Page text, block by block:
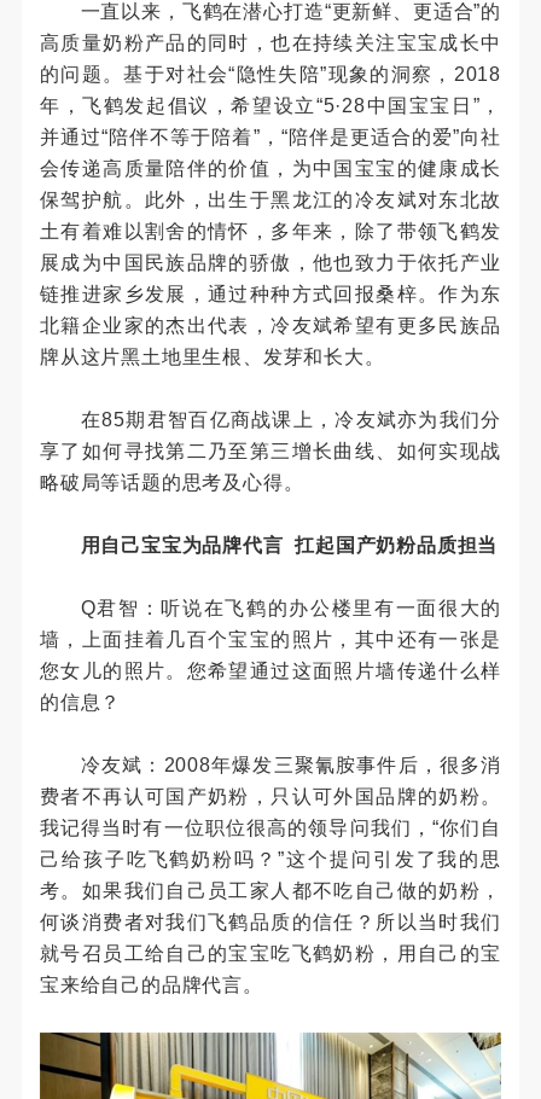
一直以来，飞鹤在潜心打造“更新鲜、更适合”的
高质量奶粉产品的同时，也在持续关注宝宝成长中
的问题。基于对社会“隐性失陪”现象的洞察，2018
年，飞鹤发起倡议，希望设立“5·28中国宝宝日”，
并通过“陪伴不等于陪着”，“陪伴是更适合的爱”向社
会传递高质量陪伴的价值，为中国宝宝的健康成长
保驾护航。此外，出生于黑龙江的冷友斌对东北故
土有着难以割舍的情怀，多年来，除了带领飞鹤发
展成为中国民族品牌的骄傲，他也致力于依托产业
链推进家乡发展，通过种种方式回报桑梓。作为东
北籍企业家的杰出代表，冷友斌希望有更多民族品
牌从这片黑土地里生根、发芽和长大。
在85期君智百亿商战课上，冷友斌亦为我们分
享了如何寻找第二乃至第三增长曲线、如何实现战
略破局等话题的思考及心得。
用自己宝宝为品牌代言 扛起国产奶粉品质担当
Q君智：听说在飞鹤的办公楼里有一面很大的
墙，上面挂着几百个宝宝的照片，其中还有一张是
您女儿的照片。您希望通过这面照片墙传递什么样
的信息？
冷友斌：2008年爆发三聚氰胺事件后，很多消
费者不再认可国产奶粉，只认可外国品牌的奶粉。
我记得当时有一位职位很高的领导问我们，“你们自
己给孩子吃飞鹤奶粉吗？”这个提问引发了我的思
考。如果我们自己员工家人都不吃自己做的奶粉，
何谈消费者对我们飞鹤品质的信任？所以当时我们
就号召员工给自己的宝宝吃飞鹤奶粉，用自己的宝
宝来给自己的品牌代言。